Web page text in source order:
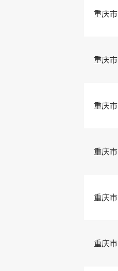
重庆市
重庆市
重庆市
重庆市
重庆市
重庆市